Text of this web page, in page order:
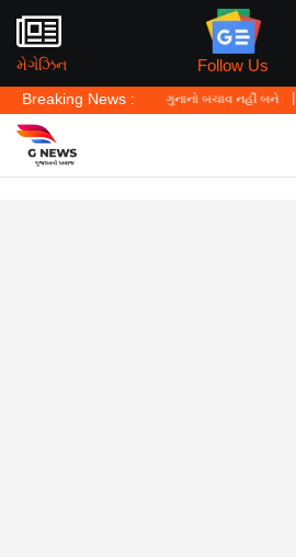
મેગેઝિન Follow Us
Breaking News :
લો' ગુનાનો બચાવ નહીં બને ડિજિટલ વસ્તી